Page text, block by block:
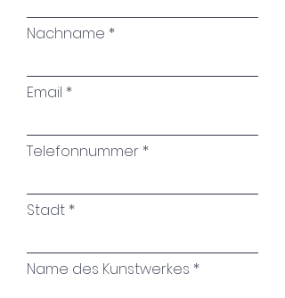
Nachname
Email
Telefonnummer
Stadt
Name des Kunstwerkes